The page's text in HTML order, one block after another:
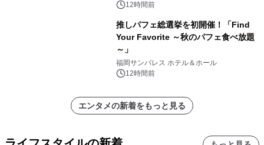
12時間前
推しパフェ総選挙を初開催！「Find
Your Favorite ～秋のパフェ食べ放題
～」
福岡サンパレス ホテル＆ホール
12時間前
エンタメの新着をもっと見る